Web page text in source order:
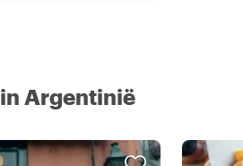
Argentinië